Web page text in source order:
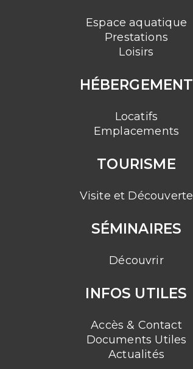
Espace aquatique
Prestations
Loisirs
HÉBERGEMENT
Locatifs
Emplacements
TOURISME
Visite et Découverte
SÉMINAIRES
Découvrir
INFOS UTILES
Accès & Contact
Documents Utiles
Actualités